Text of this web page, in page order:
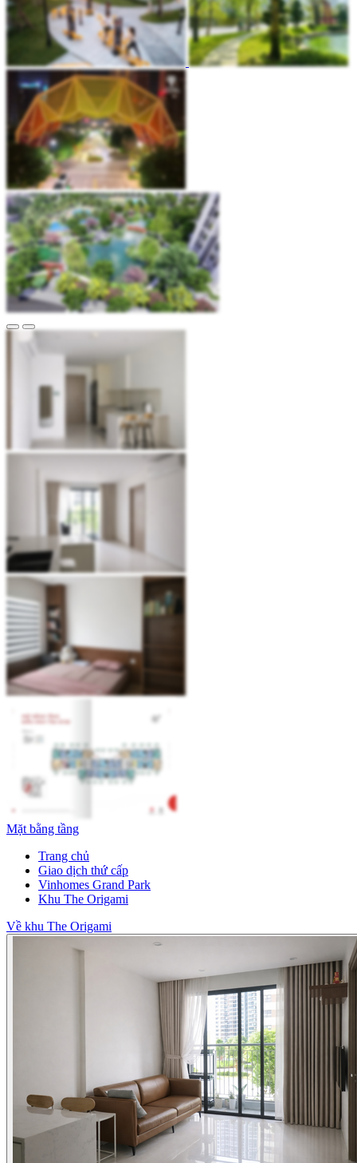
Mặt bằng tầng
Trang chủ
Giao dịch thứ cấp
Vinhomes Grand Park
Khu The Origami
Về khu The Origami